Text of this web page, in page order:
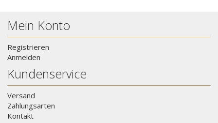
Mein Konto
Registrieren
Anmelden
Kundenservice
Versand
Zahlungsarten
Kontakt